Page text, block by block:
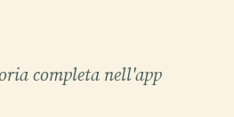
completa nell'app